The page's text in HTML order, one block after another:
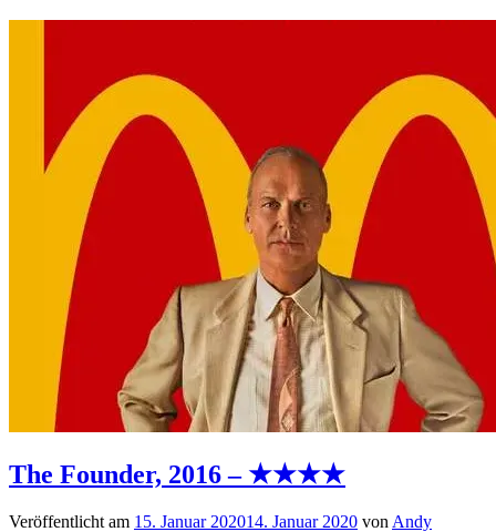
The Founder, 2016 – ★★★★
Veröffentlicht am 15. Januar 202014. Januar 2020 von Andy